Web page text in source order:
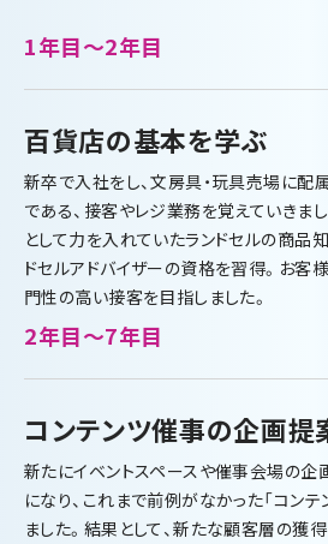
1年目～2年目
百貨店の基本を学ぶ
新卒で入社をし、文房具・玩具売場に配
である、接客やレジ業務を覚えていきま
として力を入れていたランドセルの商品
ドセルアドバイザーの資格を習得。お客
門性の高い接客を目指しました。
2年目～7年目
コンテンツ催事の企画提
新たにイベントスペースや催事会場の企
になり、これまで前例がなかった「コン
ました。結果として、新たな顧客層の獲